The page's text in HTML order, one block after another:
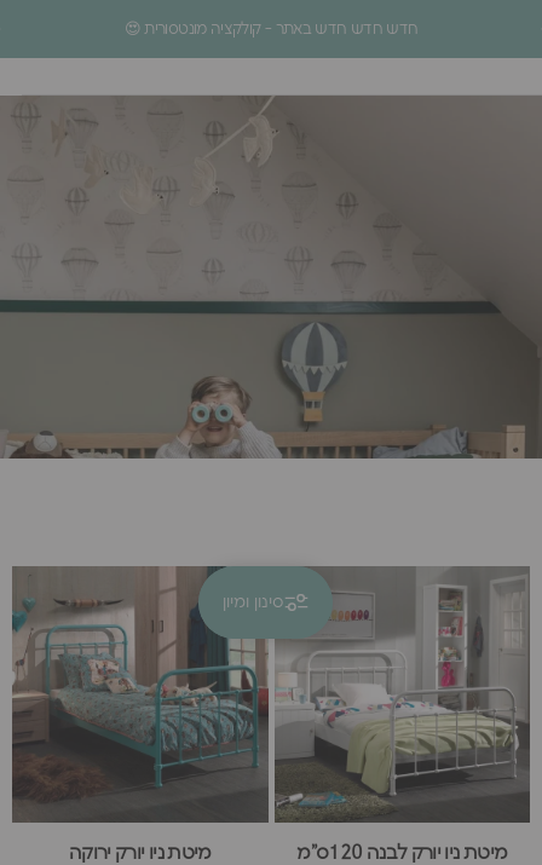
חדש חדש חדש באתר - קולקציה מונטסורית 😍
קולקציותניו יורק
סינון ומיון
מיטת ניו יורק לבנה 120ס"מ מיטת ניו יורק ירוקה